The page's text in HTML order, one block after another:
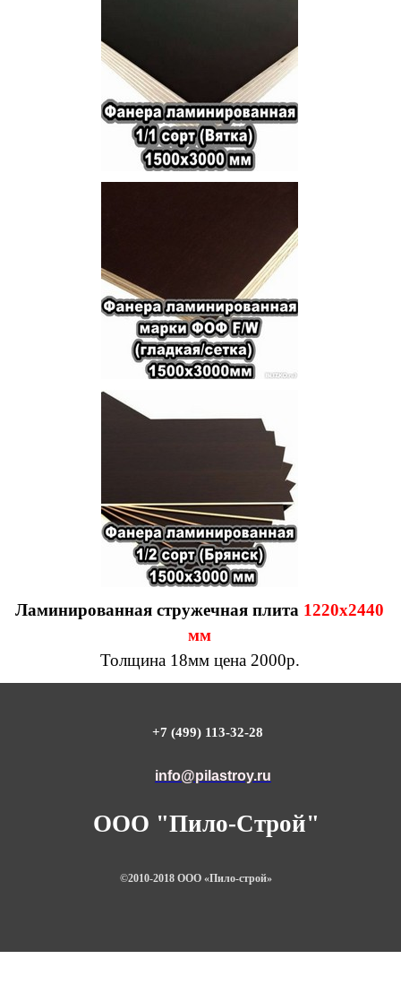
Ламинированная стружечная плита 1220х2440
мм
Толщина 18мм цена 2000р.
ООО "Пило-Строй"
©2010-2018 ООО «Пило-строй»
info@pilastroy.ru
+7 (499) 113-32-28